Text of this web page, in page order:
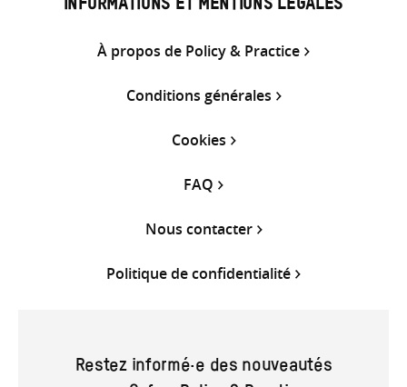
INFORMATIONS ET MENTIONS LÉGALES
À propos de Policy & Practice
Conditions générales
Cookies
FAQ
Nous contacter
Politique de confidentialité
Restez informé·e des nouveautés